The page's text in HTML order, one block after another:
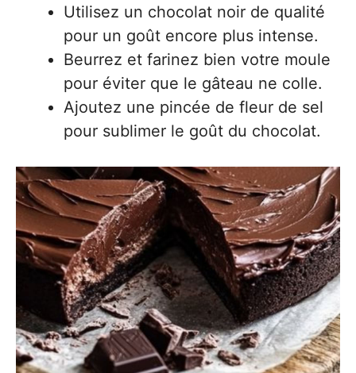
Utilisez un chocolat noir de qualité
pour un goût encore plus intense.
Beurrez et farinez bien votre moule
pour éviter que le gâteau ne colle.
Ajoutez une pincée de fleur de sel
pour sublimer le goût du chocolat.